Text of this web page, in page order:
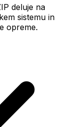
deluje na
sistemu in
opreme.